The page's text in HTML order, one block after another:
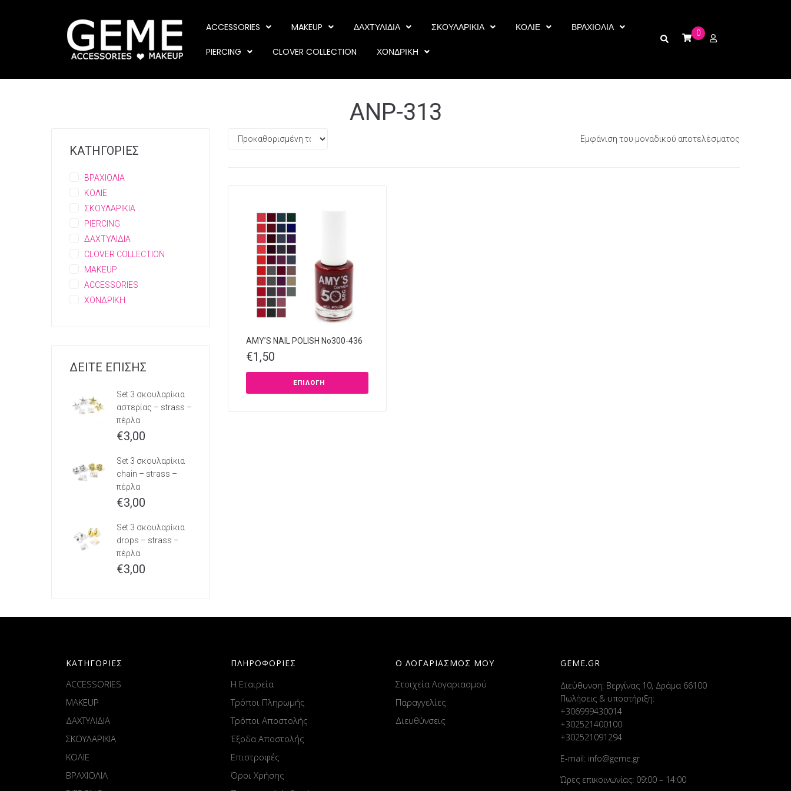
ACCESSORIES MAKEUP ΔΑΧΤΥΛΙΔΙΑ ΣΚΟΥΛΑΡΙΚΙΑ ΚΟΛΙΕ ΒΡΑΧΙΟΛΙΑ
PIERCING CLOVER COLLECTION ΧΟΝΔΡΙΚΗ
0
ANP-313
Εμφάνιση του μοναδικού αποτελέσματος
AMY’S NAIL POLISH Νο300-436
€1,50
ΕΠΙΛΟΓΉ
ΚΑΤΗΓΟΡΙΕΣ
ΒΡΑΧΙΟΛΙΑ
ΚΟΛΙΕ
ΣΚΟΥΛΑΡΙΚΙΑ
PIERCING
ΔΑΧΤΥΛΙΔΙΑ
CLOVER COLLECTION
MAKEUP
ACCESSORIES
ΧΟΝΔΡΙΚΗ
ΔΕΙΤΕ ΕΠΙΣΗΣ
Set 3 σκουλαρίκια
αστερίας – strass –
πέρλα
€3,00
Set 3 σκουλαρίκια
chain – strass –
πέρλα
€3,00
Set 3 σκουλαρίκια
drops – strass –
πέρλα
€3,00
ΚΑΤΗΓΟΡΙΕΣ
ACCESSORIES
MAKEUP
ΔΑΧΤΥΛΙΔΙΑ
ΣΚΟΥΛΑΡΙΚΙΑ
ΚΟΛΙΕ
ΒΡΑΧΙΟΛΙΑ
ΠΛΗΡΟΦΟΡΙΕΣ
Η Εταιρεία
Τρόποι Πληρωμής
Τρόποι Αποστολής
Έξοδα Αποστολής
Επιστροφές
Όροι Χρήσης
Ο ΛΟΓΑΡΙΑΣΜΟΣ ΜΟΥ
Στοιχεία Λογαριασμού
Παραγγελίες
Διευθύνσεις
GEME.GR
Διεύθυνση: Βεργίνας 10, Δράμα 66100
Πωλήσεις & υποστήριξη:
+306999430014
+302521400100
+302521091294
E-mail: info@geme.gr
Ώρες επικοινωνίας: 09:00 – 14:00